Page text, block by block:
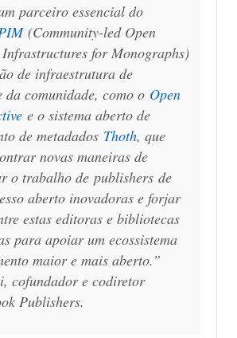
parceiro essencial do
(Community-led Open
for Monographs)
de infraestrutura de
da comunidade, como o Open
e o sistema aberto de
de metadados Thoth, que
novas maneiras de
o trabalho de publishers de
aberto inovadoras e forjar
estas editoras e bibliotecas
para apoiar um ecossistema
maior e mais aberto.”
cofundador e codiretor
Publishers.